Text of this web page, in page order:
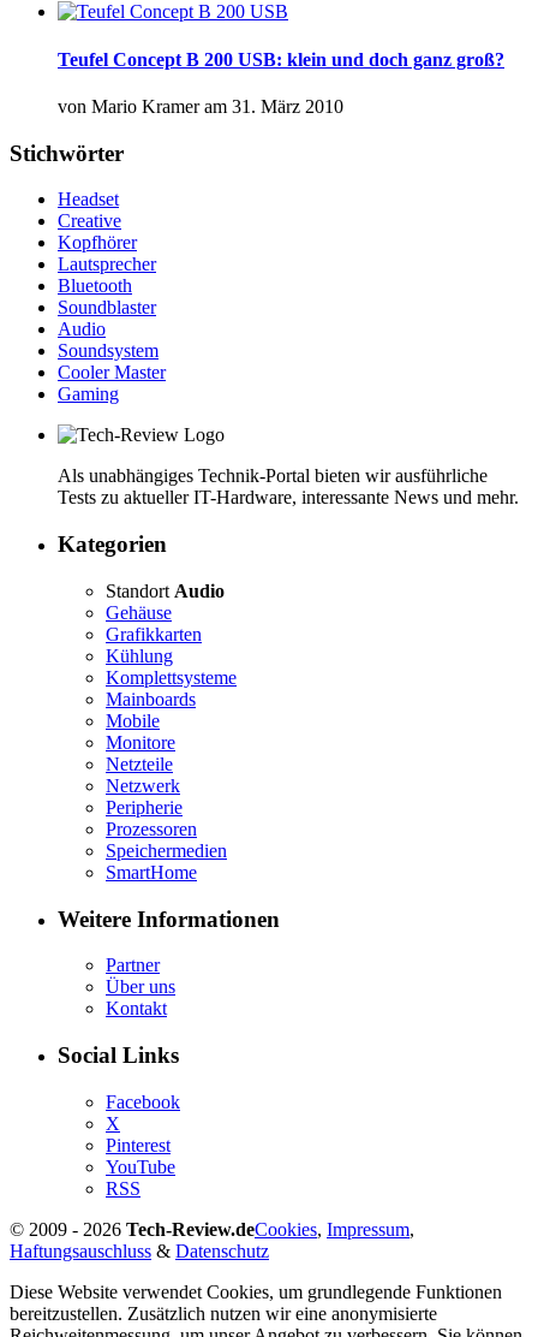
Teufel Concept B 200 USB: klein und doch ganz groß?
von Mario Krameram 31. März 2010
Stichwörter
Headset
Creative
Kopfhörer
Lautsprecher
Bluetooth
Soundblaster
Audio
Soundsystem
Cooler Master
Gaming
Als unabhängiges Technik-Portal bieten wir ausführliche
Tests zu aktueller IT-Hardware, interessante News und mehr.
Kategorien
Standort Audio
Gehäuse
Grafikkarten
Kühlung
Komplettsysteme
Mainboards
Mobile
Monitore
Netzteile
Netzwerk
Peripherie
Prozessoren
Speichermedien
SmartHome
Weitere Informationen
Partner
Über uns
Kontakt
Social Links
Facebook
X
Pinterest
YouTube
RSS
© 2009 - 2026 Tech-Review.deCookies, Impressum,
Haftungsauschluss & Datenschutz
Diese Website verwendet Cookies, um grundlegende Funktionen
bereitzustellen. Zusätzlich nutzen wir eine anonymisierte